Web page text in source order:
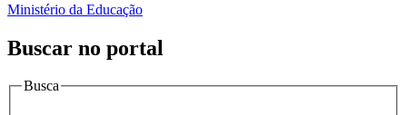
Ministério da Educação
Buscar no portal
Busca